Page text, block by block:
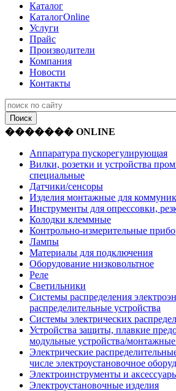
Каталог
КаталогOnline
Услуги
Прайс
Производители
Компания
Новости
Контакты
������� ONLINE
Аппаратура пускорегулирующая
Вилки, розетки и устройства
специальные
Датчики/сенсоры
Изделия монтажные для
Инструменты для опрессовки,
Колодки клеммные
Контрольно-измерительные
Лампы
Материалы для подключения
Оборудование низковольтное
Реле
Светильники
Системы распределения
распределительные устройства
Системы электрических
Устройства защиты, плавкие
модульные устройства/монтажные
Электрические
числе электроустановочное
Электроинструменты и
Электроустановочные изделия